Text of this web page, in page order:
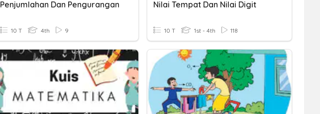
Penjumlahan Dan Pengurangan
10 T 4th 9
Nilai Tempat Dan Nilai Digit
10 T 1st - 4th 118